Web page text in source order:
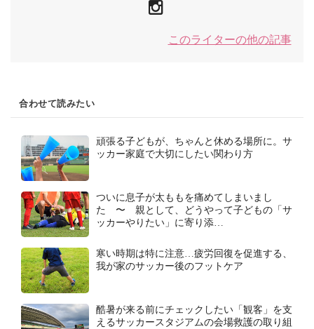
このライターの他の記事
合わせて読みたい
頑張る子どもが、ちゃんと休める場所に。サ
ッカー家庭で大切にしたい関わり方
ついに息子が太ももを痛めてしまいまし
た 〜 親として、どうやって子どもの「サ
ッカーやりたい」に寄り添…
寒い時期は特に注意…疲労回復を促進する、
我が家のサッカー後のフットケア
酷暑が来る前にチェックしたい「観客」を支
えるサッカースタジアムの会場救護の取り組